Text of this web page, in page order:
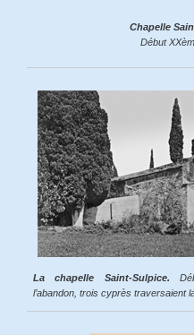
Chapelle
Début
La chapelle Saint-Sulpice.
l’abandon, trois cyprès traversaient